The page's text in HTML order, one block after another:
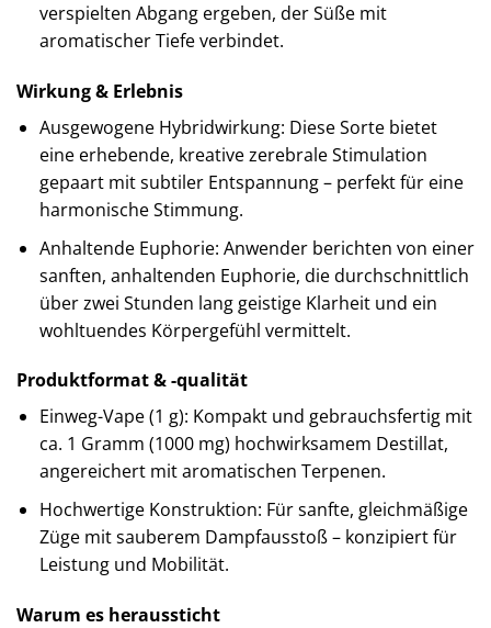
verspielten Abgang ergeben, der Süße mit
aromatischer Tiefe verbindet.
Wirkung & Erlebnis
Ausgewogene Hybridwirkung: Diese Sorte bietet
eine erhebende, kreative zerebrale Stimulation
gepaart mit subtiler Entspannung – perfekt für eine
harmonische Stimmung.
Anhaltende Euphorie: Anwender berichten von einer
sanften, anhaltenden Euphorie, die durchschnittlich
über zwei Stunden lang geistige Klarheit und ein
wohltuendes Körpergefühl vermittelt.
Produktformat & -qualität
Einweg-Vape (1 g): Kompakt und gebrauchsfertig mit
ca. 1 Gramm (1000 mg) hochwirksamem Destillat,
angereichert mit aromatischen Terpenen.
Hochwertige Konstruktion: Für sanfte, gleichmäßige
Züge mit sauberem Dampfausstoß – konzipiert für
Leistung und Mobilität.
Warum es heraussticht